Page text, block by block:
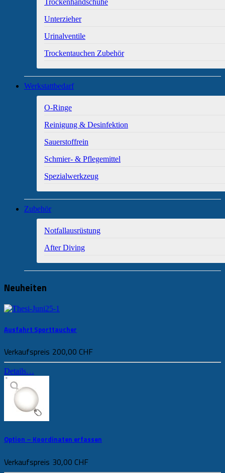
Trockenhandschuhe
Unterzieher
Urinalventile
Trockentauchen Zubehör
Werkstattbedarf
O-Ringe
Reinigung & Desinfektion
Sauerstoffrein
Schmier- & Pflegemittel
Spezialwerkzeug
Zubehör
Notfallausrüstung
After Diving
Neuheiten
Ausfahrt Sporttaucher
Verkaufspreis 200,00 CHF
Details…
Option – Koordinaten erfassen
Verkaufspreis 30,00 CHF